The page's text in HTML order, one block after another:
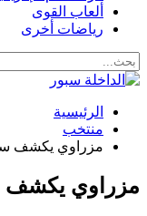
ألعاب القوى
رياضات أخرى
الرئيسية
منتخب
مزراوي يكشف سر
مزراوي يكشف